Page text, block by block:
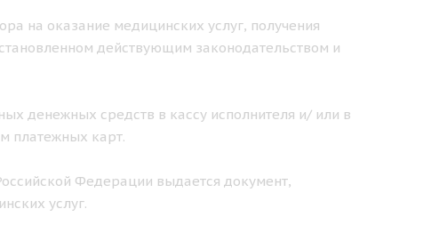
на оказание медицинских услуг, получения
действующим законодательством и
денежных средств в кассу исполнителя и/ или в
платежных карт.
Федерации выдается документ,
услуг.